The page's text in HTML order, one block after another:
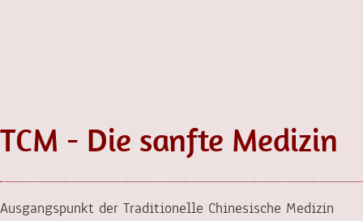
TCM - Die sanfte Medizin
Ausgangspunkt der Traditionelle Chinesische Medizin